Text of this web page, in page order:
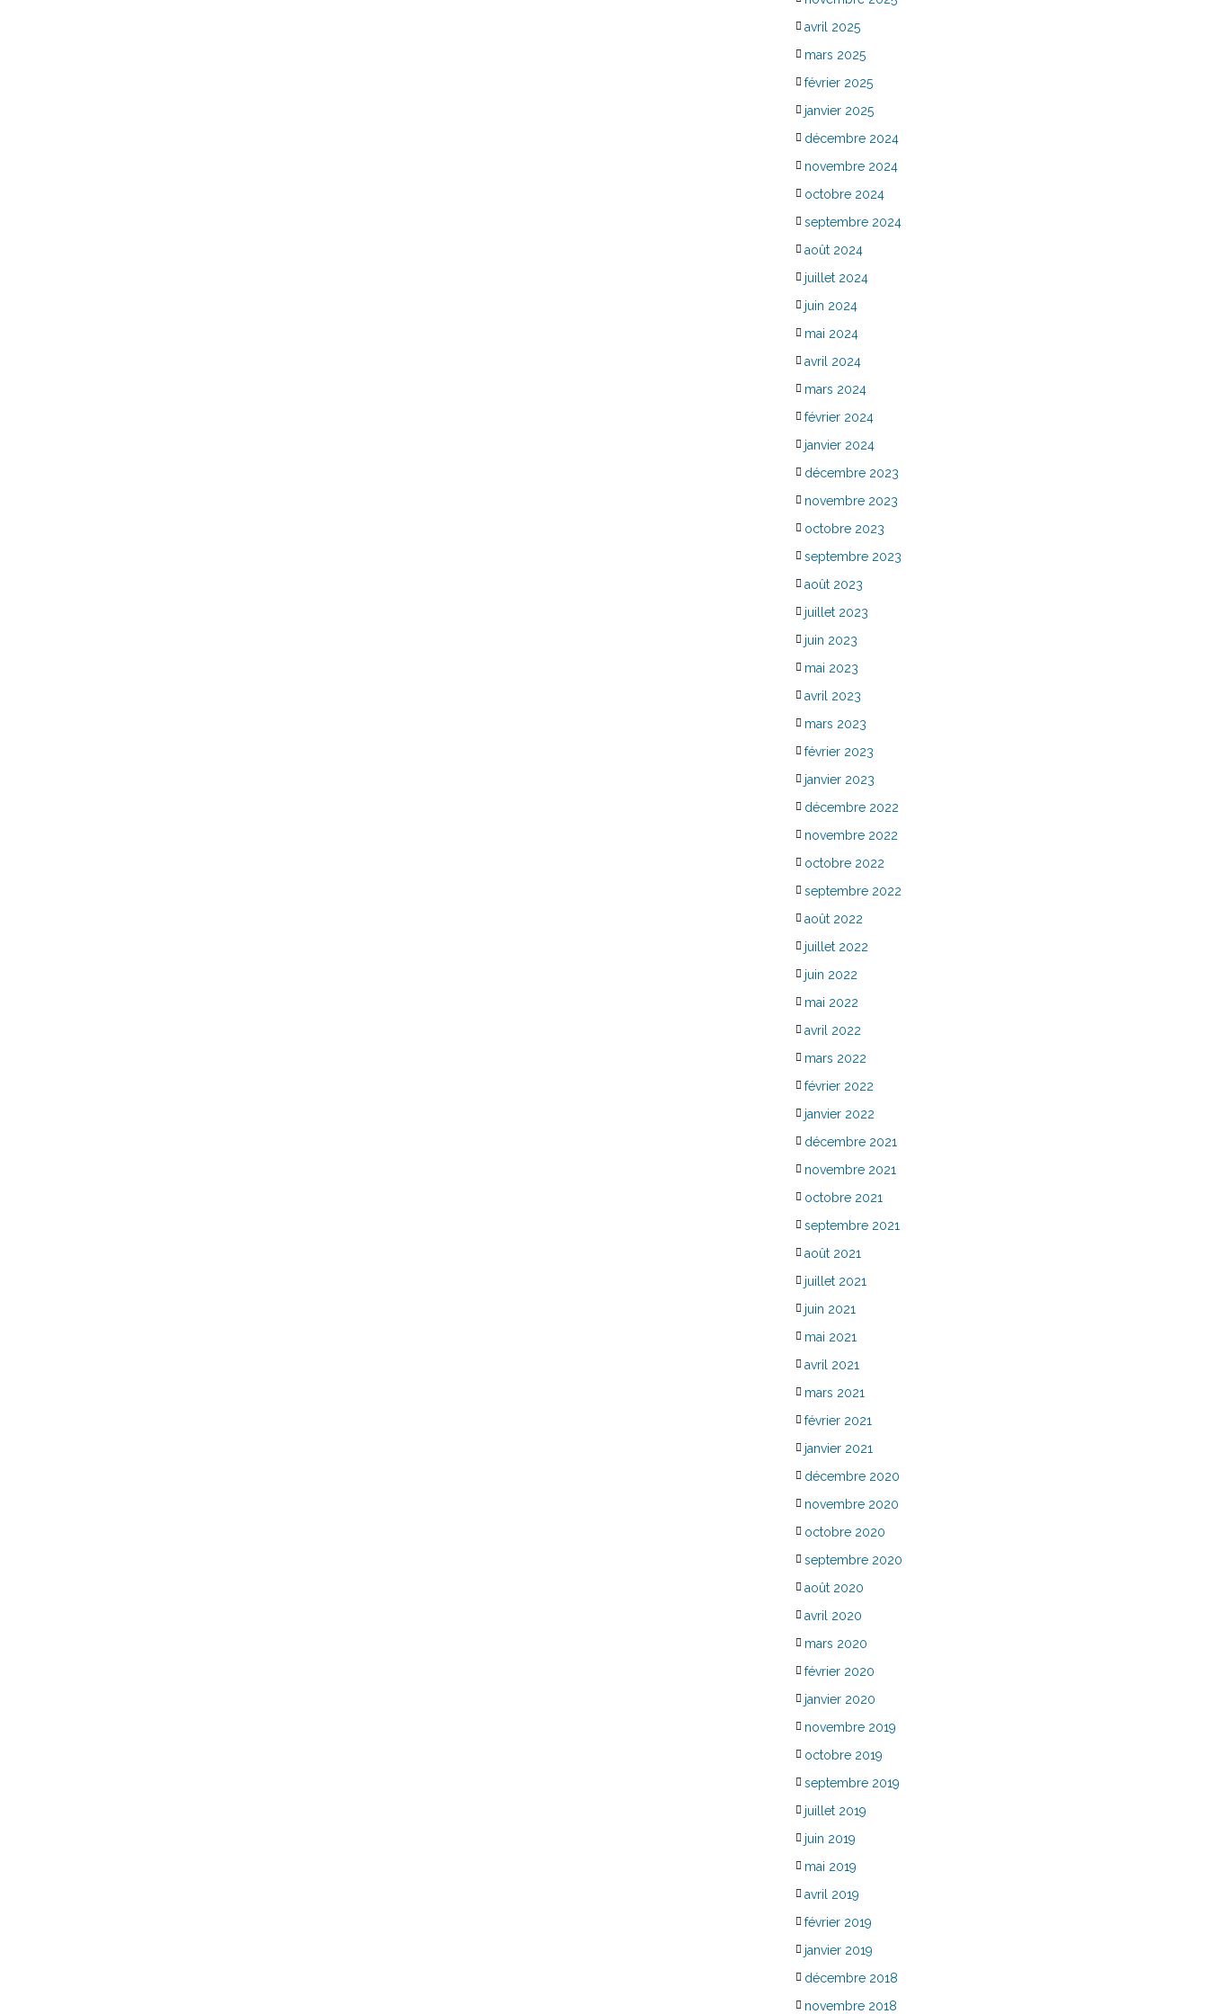
avril 2025
mars 2025
février 2025
janvier 2025
décembre 2024
novembre 2024
octobre 2024
septembre 2024
août 2024
juillet 2024
juin 2024
mai 2024
avril 2024
mars 2024
février 2024
janvier 2024
décembre 2023
novembre 2023
octobre 2023
septembre 2023
août 2023
juillet 2023
juin 2023
mai 2023
avril 2023
mars 2023
février 2023
janvier 2023
décembre 2022
novembre 2022
octobre 2022
septembre 2022
août 2022
juillet 2022
juin 2022
mai 2022
avril 2022
mars 2022
février 2022
janvier 2022
décembre 2021
novembre 2021
octobre 2021
septembre 2021
août 2021
juillet 2021
juin 2021
mai 2021
avril 2021
mars 2021
février 2021
janvier 2021
décembre 2020
novembre 2020
octobre 2020
septembre 2020
août 2020
avril 2020
mars 2020
février 2020
janvier 2020
novembre 2019
octobre 2019
septembre 2019
juillet 2019
juin 2019
mai 2019
avril 2019
février 2019
janvier 2019
décembre 2018
novembre 2018